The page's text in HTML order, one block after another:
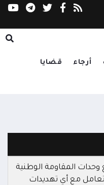
أرجاء قضايا
المقاومة الوطنية
مع أي تهديدات